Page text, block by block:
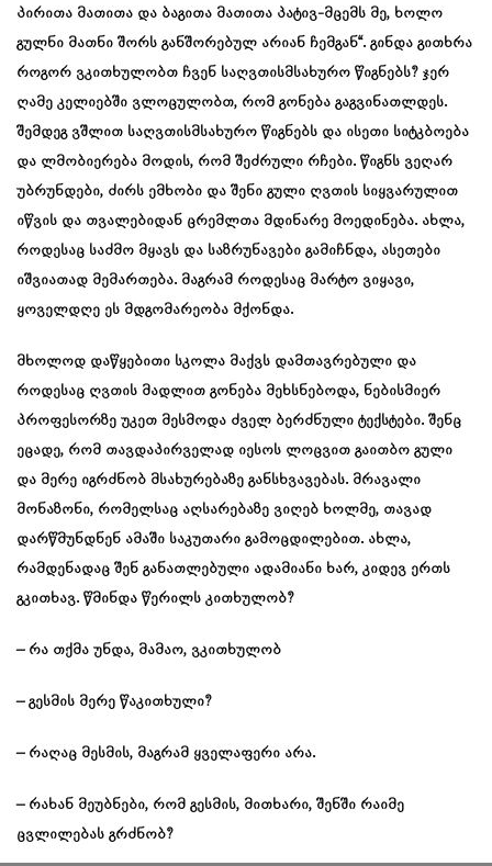
პირითა მათითა და ბაგითა მათითა პატივ-მცემს მე, ხოლო
გულნი მათნი შორს განშორებულ არიან ჩემგან“. გინდა გითხრა
როგორ ვკითხულობთ ჩვენ საღვთისმსახურო წიგნებს? ჯერ
ღამე კელიებში ვლოცულობთ, რომ გონება გაგვინათლდეს.
შემდეგ ვშლით საღვთისმსახურო წიგნებს და ისეთი სიტკბოება
და ლმობიერება მოდის, რომ შეძრული რჩები. წიგნს ვეღარ
უბრუნდები, ძირს ემხობი და შენი გული ღვთის სიყვარულით
იწვის და თვალებიდან ცრემლთა მდინარე მოედინება. ახლა,
როდესაც საძმო მყავს და საზრუნავები გამიჩნდა, ასეთები
იშვიათად მემართება. მაგრამ როდესაც მარტო ვიყავი,
ყოველდღე ეს მდგომარეობა მქონდა.
მხოლოდ დაწყებითი სკოლა მაქვს დამთავრებული და
როდესაც ღვთის მადლით გონება მეხსნებოდა, ნებისმიერ
პროფესორზე უკეთ მესმოდა ძველ ბერძნული ტექსტები. შენც
ეცადე, რომ თავდაპირველად იესოს ლოცვით გაითბო გული
და მერე იგრძნობ მსახურებაზე განსხვავებას. მრავალი
მონაზონი, რომელსაც აღსარებაზე ვიღებ ხოლმე, თავად
დარწმუნდნენ ამაში საკუთარი გამოცდილებით. ახლა,
რამდენადაც შენ განათლებული ადამიანი ხარ, კიდევ ერთს
გკითხავ. წმინდა წერილს კითხულობ?
– რა თქმა უნდა, მამაო, ვკითხულობ
– გესმის მერე წაკითხული?
– რაღაც მესმის, მაგრამ ყველაფერი არა.
– რახან მეუბნები, რომ გესმის, მითხარი, შენში რაიმე
ცვლილებას გრძნობ?